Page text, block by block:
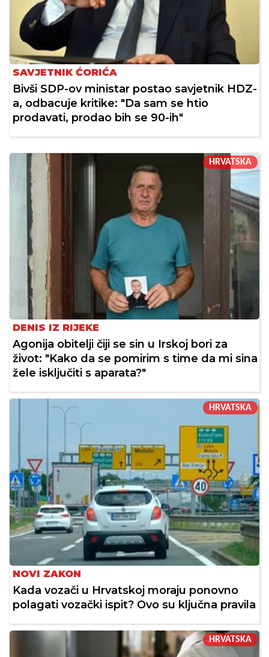
SAVJETNIK ĆORIĆA
Bivši SDP-ov ministar postao savjetnik HDZ-
a, odbacuje kritike: "Da sam se htio
prodavati, prodao bih se 90-ih"
HRVATSKA
DENIS IZ RIJEKE
Agonija obitelji čiji se sin u Irskoj bori za
život: "Kako da se pomirim s time da mi sina
žele isključiti s aparata?"
HRVATSKA
NOVI ZAKON
Kada vozači u Hrvatskoj moraju ponovno
polagati vozački ispit? Ovo su ključna pravila
HRVATSKA